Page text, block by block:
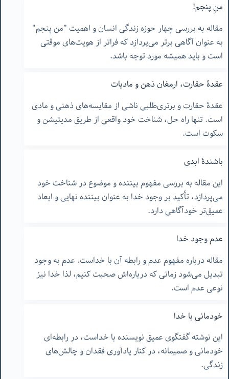
منِ پنجم!
مقاله به بررسی چهار حوزه زندگی انسان و اهمیت "من پنجم"
به عنوان آگاهی برتر می‌پردازد که فراتر از هویت‌های موقتی
است و باید همیشه مورد توجه باشد.
عقدۀ حقارت، ارمغان ذهن و مادیات
عقدۀ حقارت و برتری‌طلبی ناشی از مقایسه‌های ذهنی و مادی
است. تنها راه حل، شناخت خود واقعی از طریق مدیتیشن و
سکوت است.
باشندۀ ابدی
این مقاله به بررسی مفهوم بیننده و موضوع در شناخت خود
می‌پردازد، تأکید بر وجود خدا به عنوان بیننده نهایی و ابعاد
عمیق‌تر خودآگاهی دارد.
عدم وجود خدا
مقاله درباره مفهوم عدم و رابطه آن با خداست. عدم به وجود
تبدیل می‌شود زمانی که درباره‌اش صحبت کنیم، لذا خدا نیز
نوعی عدم است.
خودمانی با خدا
این نوشته گفتگوی عمیق نویسنده با خداست، در رابطه‌ای
خودمانی و صمیمانه، در کنار یادآوری فقدان و چالش‌های
زندگی.